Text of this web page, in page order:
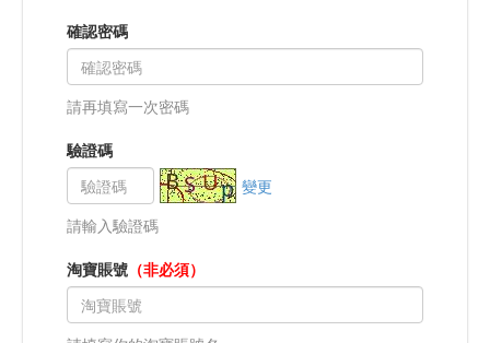
確認密碼
請再填寫一次密碼
驗證碼
變更
請輸入驗證碼
淘寶賬號 （非必須）